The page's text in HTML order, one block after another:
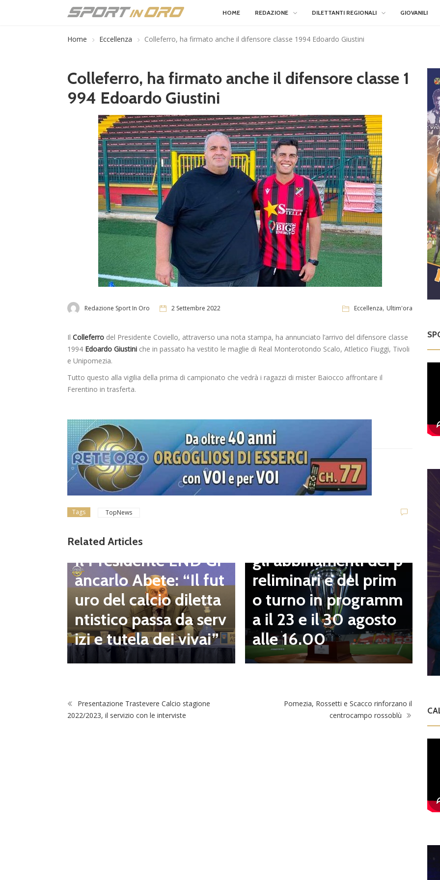
HOME REDAZIONE DILETTANTI REGIONALI GIOVANILI
Home Eccellenza Colleferro, ha firmato anche il difensore classe 1994 Edoardo Giustini
Colleferro, ha firmato anche il difensore classe 1
994 Edoardo Giustini
Redazione Sport In Oro 2 Settembre 2022 Eccellenza, Ultim'ora
Il Colleferro del Presidente Coviello, attraverso una nota stampa, ha annunciato l’arrivo del difensore classe
1994 Edoardo Giustini che in passato ha vestito le maglie di Real Monterotondo Scalo, Atletico Fiuggi, Tivoli
e Unipomezia.
Tutto questo alla vigilia della prima di campionato che vedrà i ragazzi di mister Baiocco affrontare il
Ferentino in trasferta.
Tags TopNews
Related Articles
Dilettanti Regionali
Il Presidente LND Gi
ancarlo Abete: “Il fut
uro del calcio diletta
ntistico passa da serv
izi e tutela dei vivai”
gli abbinamenti dei p
reliminari e del prim
o turno in programm
a il 23 e il 30 agosto
alle 16.00
no
Presentazione Trastevere Calcio stagione
2022/2023, il servizio con le interviste
Pomezia, Rossetti e Scacco rinforzano il
centrocampo rossoblù